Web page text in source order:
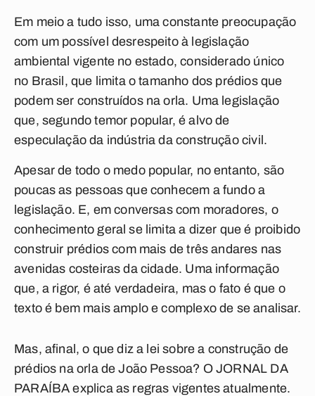
Em meio a tudo isso, uma constante preocupação
com um possível desrespeito à legislação
ambiental vigente no estado, considerado único
no Brasil, que limita o tamanho dos prédios que
podem ser construídos na orla. Uma legislação
que, segundo temor popular, é alvo de
especulação da indústria da construção civil.
Apesar de todo o medo popular, no entanto, são
poucas as pessoas que conhecem a fundo a
legislação. E, em conversas com moradores, o
conhecimento geral se limita a dizer que é proibido
construir prédios com mais de três andares nas
avenidas costeiras da cidade. Uma informação
que, a rigor, é até verdadeira, mas o fato é que o
texto é bem mais amplo e complexo de se analisar.
Mas, afinal, o que diz a lei sobre a construção de
prédios na orla de João Pessoa? O JORNAL DA
PARAÍBA explica as regras vigentes atualmente.